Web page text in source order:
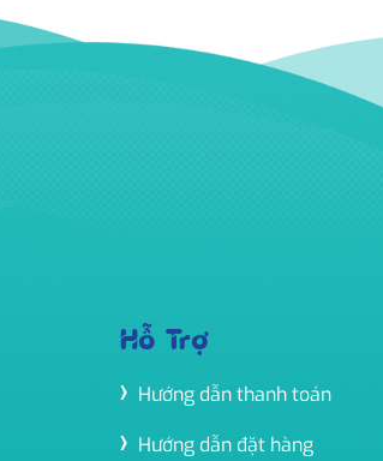
Hỗ Trợ
Hướng dẫn thanh toán
Hướng dẫn đặt hàng